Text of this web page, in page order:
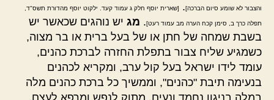
והצבור לא שומע סיום הברכה]. [שארית יוסף חלק ג עמוד קעד. ילקוט יוסף מהדורת תשס"ד,
תפלה כרך ב, סימן קכח הערה מב עמוד רעט]. מג יש נוהגים שכאשר יש
בשבת שמחה של חתן או של בעל ברית או בר מצוה,
כשמגיע שליח צבור בתפלת החזרה לברכת כהנים,
עומד לידו ישראל בעל קול ערב, ומקריא לכהנים
בנעימה תיבת "כהנים", וממשיך כל ברכת כהנים מלה
במלה בניגון נחמד ונעים, מתוק לנפש ומרפא לעצם,